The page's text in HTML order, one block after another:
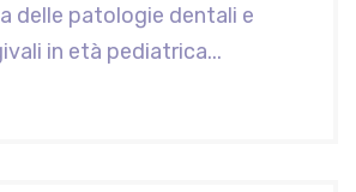
delle patologie dentali e
in età pediatrica...